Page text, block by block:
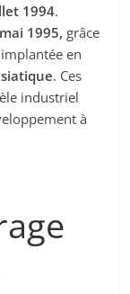
1994.
mai 1995, grâce
en
. Ces
industriel
à